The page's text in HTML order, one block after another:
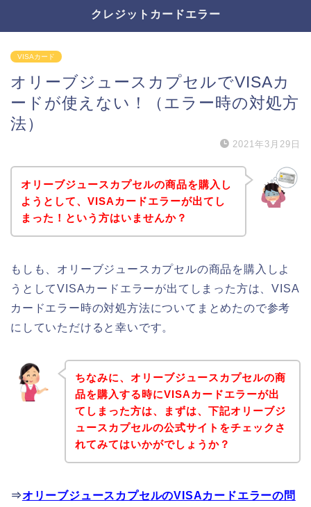
クレジットカードエラー
VISAカード
オリーブジュースカプセルでVISAカ
ードが使えない！（エラー時の対処方
法）
2021年3月29日
オリーブジュースカプセルの商品を購入し
ようとして、VISAカードエラーが出てし
まった！という方はいませんか？
もしも、オリーブジュースカプセルの商品を購入しよ
うとしてVISAカードエラーが出てしまった方は、VISA
カードエラー時の対処方法についてまとめたので参考
にしていただけると幸いです。
ちなみに、オリーブジュースカプセルの商
品を購入する時にVISAカードエラーが出
てしまった方は、まずは、下記オリーブジ
ュースカプセルの公式サイトをチェックさ
れてみてはいかがでしょうか？
⇒オリーブジュースカプセルのVISAカードエラーの問